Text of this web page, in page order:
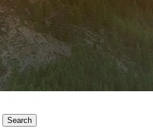
Search